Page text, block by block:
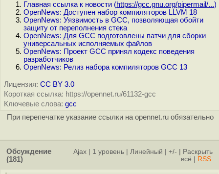
Главная ссылка к новости (https://gcc.gnu.org/pipermail/...)
OpenNews: Доступен набор компиляторов LLVM 18
OpenNews: Уязвимость в GCC, позволяющая обойти
защиту от переполнения стека
OpenNews: Для GCC подготовлены патчи для сборки
универсальных исполняемых файлов
OpenNews: Проект GCC принял кодекс поведения
разработчиков
OpenNews: Релиз набора компиляторов GCC 13
Лицензия: CC BY 3.0
Короткая ссылка: https://opennet.ru/61132-gcc
Ключевые слова: gcc
При перепечатке указание ссылки на opennet.ru обязательно
Обсуждение
(181)
Ajax 1 уровень Линейный +/-
Раскрыть
всё
RSS